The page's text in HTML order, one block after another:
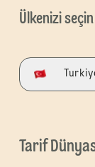
Ülkenizi seçin
Tarif